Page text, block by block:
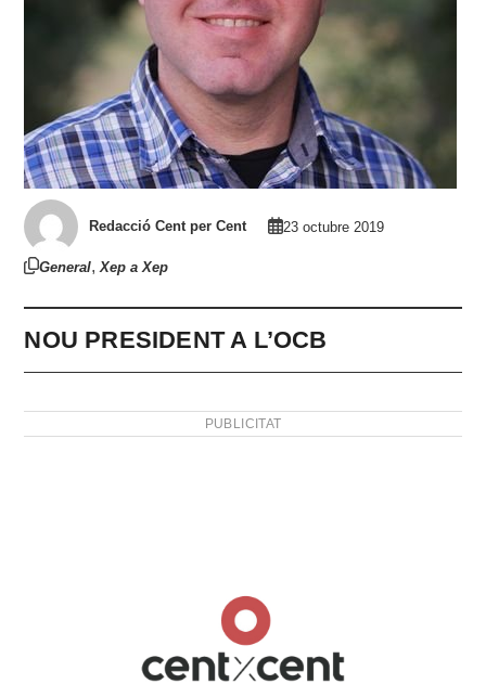
Redacció Cent per Cent 23 octubre 2019
General,Xep a Xep
NOU PRESIDENT A L’OCB
PUBLICITAT